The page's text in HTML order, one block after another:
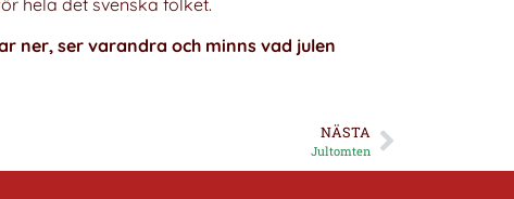
ner, ser varandra och minns vad julen
NÄSTA
Jultomten